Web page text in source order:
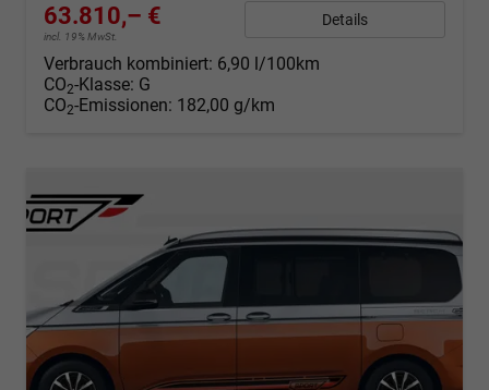
63.810,– €
incl. 19% MwSt.
Details
Verbrauch kombiniert: 6,90 l/100km
CO2-Klasse: G
CO2-Emissionen: 182,00 g/km